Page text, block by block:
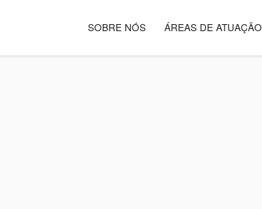
SOBRE NÓS ÁREAS DE ATUAÇÃO